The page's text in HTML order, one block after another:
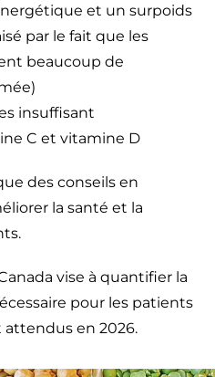
et un surpoids
par le fait que les
beaucoup de
insuffisant
C et vitamine D
des conseils en
la santé et la
vise à quantifier la
pour les patients
attendus en 2026.